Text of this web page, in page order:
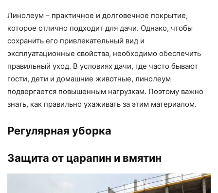
Линолеум – практичное и долговечное покрытие,
которое отлично подходит для дачи. Однако, чтобы
сохранить его привлекательный вид и
эксплуатационные свойства, необходимо обеспечить
правильный уход. В условиях дачи, где часто бывают
гости, дети и домашние животные, линолеум
подвергается повышенным нагрузкам. Поэтому важно
знать, как правильно ухаживать за этим материалом.
Регулярная уборка
Защита от царапин и вмятин